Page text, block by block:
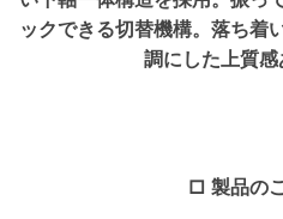
ックできる切替機構。落ち着
調にした上質
□ 製品の